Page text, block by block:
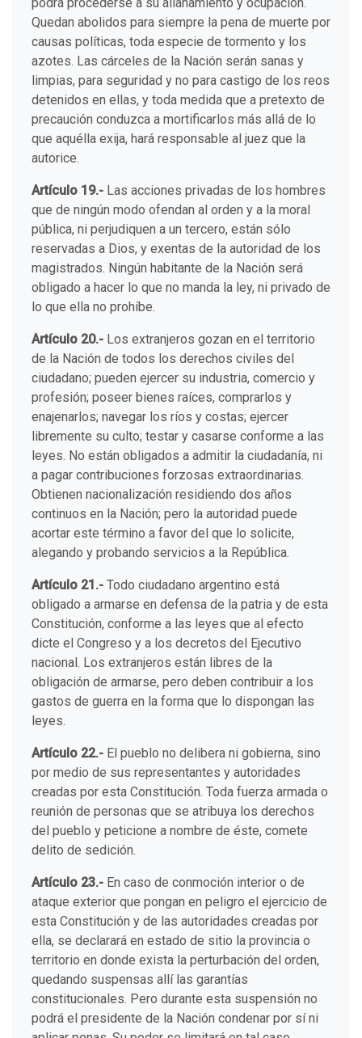
Quedan abolidos para siempre la pena de muerte por
causas políticas, toda especie de tormento y los
azotes. Las cárceles de la Nación serán sanas y
limpias, para seguridad y no para castigo de los reos
detenidos en ellas, y toda medida que a pretexto de
precaución conduzca a mortificarlos más allá de lo
que aquélla exija, hará responsable al juez que la
autorice.
Artículo 19.- Las acciones privadas de los hombres
que de ningún modo ofendan al orden y a la moral
pública, ni perjudiquen a un tercero, están sólo
reservadas a Dios, y exentas de la autoridad de los
magistrados. Ningún habitante de la Nación será
obligado a hacer lo que no manda la ley, ni privado de
lo que ella no prohíbe.
Artículo 20.- Los extranjeros gozan en el territorio
de la Nación de todos los derechos civiles del
ciudadano; pueden ejercer su industria, comercio y
profesión; poseer bienes raíces, comprarlos y
enajenarlos; navegar los ríos y costas; ejercer
libremente su culto; testar y casarse conforme a las
leyes. No están obligados a admitir la ciudadanía, ni
a pagar contribuciones forzosas extraordinarias.
Obtienen nacionalización residiendo dos años
continuos en la Nación; pero la autoridad puede
acortar este término a favor del que lo solicite,
alegando y probando servicios a la República.
Artículo 21.- Todo ciudadano argentino está
obligado a armarse en defensa de la patria y de esta
Constitución, conforme a las leyes que al efecto
dicte el Congreso y a los decretos del Ejecutivo
nacional. Los extranjeros están libres de la
obligación de armarse, pero deben contribuir a los
gastos de guerra en la forma que lo dispongan las
leyes.
Artículo 22.- El pueblo no delibera ni gobierna, sino
por medio de sus representantes y autoridades
creadas por esta Constitución. Toda fuerza armada o
reunión de personas que se atribuya los derechos
del pueblo y peticione a nombre de éste, comete
delito de sedición.
Artículo 23.- En caso de conmoción interior o de
ataque exterior que pongan en peligro el ejercicio de
esta Constitución y de las autoridades creadas por
ella, se declarará en estado de sitio la provincia o
territorio en donde exista la perturbación del orden,
quedando suspensas allí las garantías
constitucionales. Pero durante esta suspensión no
podrá el presidente de la Nación condenar por sí ni